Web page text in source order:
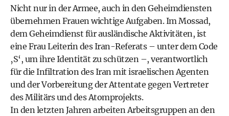
Nicht nur in der Armee, auch in den Geheimdiensten
übernehmen Frauen wichtige Aufgaben. Im Mossad,
dem Geheimdienst für ausländische Aktivitäten, ist
eine Frau Leiterin des Iran-Referats – unter dem Code
‚S‘, um ihre Identität zu schützen –, verantwortlich
für die Infiltration des Iran mit israelischen Agenten
und der Vorbereitung der Attentate gegen Vertreter
des Militärs und des Atomprojekts.
In den letzten Jahren arbeiten Arbeitsgruppen an den